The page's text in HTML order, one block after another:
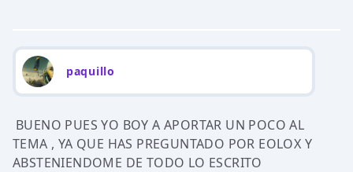
paquillo
BUENO PUES YO BOY A APORTAR UN POCO AL
TEMA , YA QUE HAS PREGUNTADO POR EOLOX Y
ABSTENIENDOME DE TODO LO ESCRITO